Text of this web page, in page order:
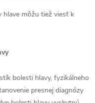
hlave môžu tiež viesť k
bolesti hlavy, fyzikálneho
presnej diagnózy